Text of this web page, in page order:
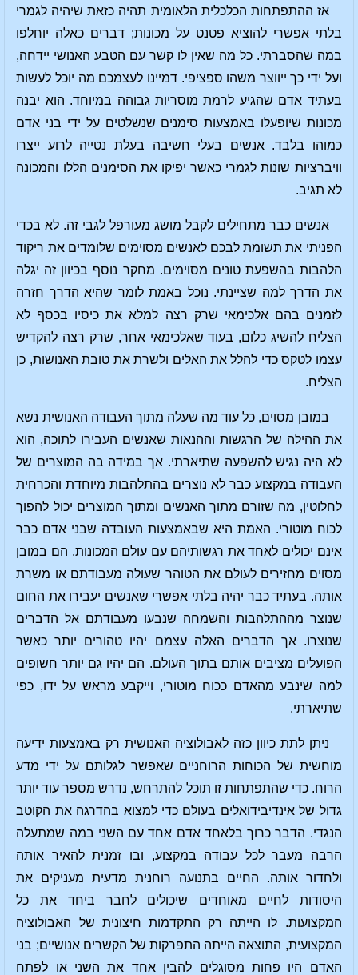
אז ההתפתחות הכלכלית הלאומית תהיה כזאת שיהיה לגמרי
בלתי אפשרי להוציא פטנט על מכונות; דברים כאלה יוחלפו
במה שהסברתי. כל מה שאין לו קשר עם הטבע האנושי יידחה,
ועל ידי כך ייווצר משהו ספציפי. דמיינו לעצמכם מה יוכל לעשות
בעתיד אדם שהגיע לרמת מוסריות גבוהה במיוחד. הוא יבנה
מכונות שיופעלו באמצעות סימנים שנשלטים על ידי בני אדם
כמוהו בלבד. אנשים בעלי חשיבה בעלת נטייה לרוע ייצרו
וויברציות שונות לגמרי כאשר יפיקו את הסימנים הללו והמכונה
לא תגיב.
אנשים כבר מתחילים לקבל מושג מעורפל לגבי זה. לא בכדי
הפניתי את תשומת לבכם לאנשים מסוימים שלומדים את ריקוד
הלהבות בהשפעת טונים מסוימים. מחקר נוסף בכיוון זה יגלה
את הדרך למה שציינתי. נוכל באמת לומר שהיא הדרך חזרה
לזמנים בהם אלכימאי שרק רצה למלא את כיסיו בכסף לא
הצליח להשיג כלום, בעוד שאלכימאי אחר, שרק רצה להקדיש
עצמו לטקס כדי להלל את האלים ולשרת את טובת האנושות, כן
הצליח.
במובן מסוים, כל עוד מה שעלה מתוך העבודה האנושית נשא
את ההילה של הרגשות וההנאות שאנשים העבירו לתוכה, הוא
לא היה נגיש להשפעה שתיארתי. אך במידה בה המוצרים של
העבודה במקצוע כבר לא נוצרים בהתלהבות מיוחדת והכרחית
לחלוטין, מה שזורם מתוך האנשים ומתוך המוצרים יכול להפוך
לכוח מוטורי. האמת היא שבאמצעות העובדה שבני אדם כבר
אינם יכולים לאחד את רגשותיהם עם עולם המכונות, הם במובן
מסוים מחזירים לעולם את הטוהר שעולה מעבודתם או משרת
אותה. בעתיד כבר יהיה בלתי אפשרי שאנשים יעבירו את החום
שנוצר מההתלהבות והשמחה שנבעו מעבודתם אל הדברים
שנוצרו. אך הדברים האלה עצמם יהיו טהורים יותר כאשר
הפועלים מציבים אותם בתוך העולם. הם יהיו גם יותר חשופים
למה שינבע מהאדם ככוח מוטורי, וייקבע מראש על ידו, כפי
שתיארתי.
ניתן לתת כיוון כזה לאבולוציה האנושית רק באמצעות ידיעה
מוחשית של הכוחות הרוחניים שאפשר לגלותם על ידי מדע
הרוח. כדי שהתפתחות זו תוכל להתרחש, נדרש מספר עוד יותר
גדול של אינדיבידואלים בעולם כדי למצוא בהדרגה את הקוטב
הנגדי. הדבר כרוך בלאחד אדם אחד עם השני במה שמתעלה
הרבה מעבר לכל עבודה במקצוע, ובו זמנית להאיר אותה
ולחדור אותה. החיים בתנועה רוחנית מדעית מעניקים את
היסודות לחיים מאוחדים שיכולים לחבר ביחד את כל
המקצועות. לו הייתה רק התקדמות חיצונית של האבולוציה
המקצועית, התוצאה הייתה התפרקות של הקשרים אנושיים; בני
האדם היו פחות מסוגלים להבין אחד את השני או לפתח